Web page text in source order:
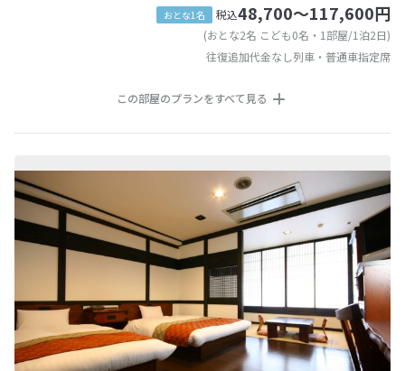
おとな1名 税込48,700～117,600円
(おとな2名 こども0名・1部屋/1泊2日)
往復追加代金なし列車・普通車指定席
この部屋のプランをすべて見る